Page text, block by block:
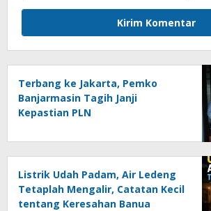
Terbang ke Jakarta, Pemko
Banjarmasin Tagih Janji
Kepastian PLN
Listrik Udah Padam, Air Ledeng
Tetaplah Mengalir, Catatan Kecil
tentang Keresahan Banua